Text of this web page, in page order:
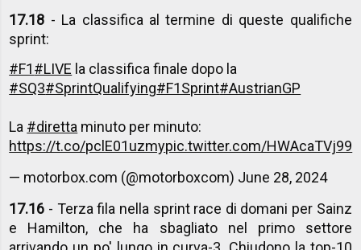
17.18 - La classifica al termine di queste qualifiche
sprint:
#F1#LIVE la classifica finale dopo la
#SQ3#SprintQualifying#F1Sprint#AustrianGP
La #diretta minuto per minuto:
https://t.co/pclE01uzmypic.twitter.com/HWAcaTVj99
— motorbox.com (@motorboxcom) June 28, 2024
17.16 - Terza fila nella sprint race di domani per Sainz
e Hamilton, che ha sbagliato nel primo settore